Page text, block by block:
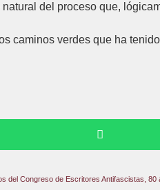
del proceso que,
caminos verdes que ha
del Congreso de Escritores Antifascistas, 80